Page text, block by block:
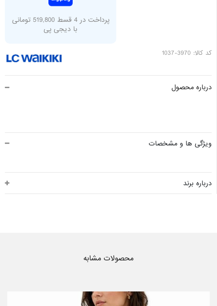
پرداخت در 4 قسط 519,800 تومانی
با دیجی پی
کد کالا: 3970-1037
درباره محصول
ویژگی ها و مشخصات
درباره برند
محصولات مشابه